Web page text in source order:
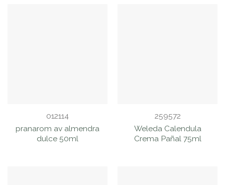
012114
pranarom av almendra
dulce 50ml
259572
Weleda Calendula
Crema Pañal 75ml